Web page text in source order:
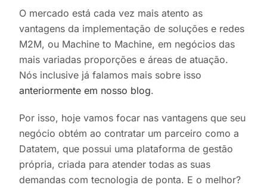
O mercado está cada vez mais atento as
vantagens da implementação de soluções e redes
M2M, ou Machine to Machine, em negócios das
mais variadas proporções e áreas de atuação.
Nós inclusive já falamos mais sobre isso
anteriormente em nosso blog.
Por isso, hoje vamos focar nas vantagens que seu
negócio obtém ao contratar um parceiro como a
Datatem, que possui uma plataforma de gestão
própria, criada para atender todas as suas
demandas com tecnologia de ponta. E o melhor?